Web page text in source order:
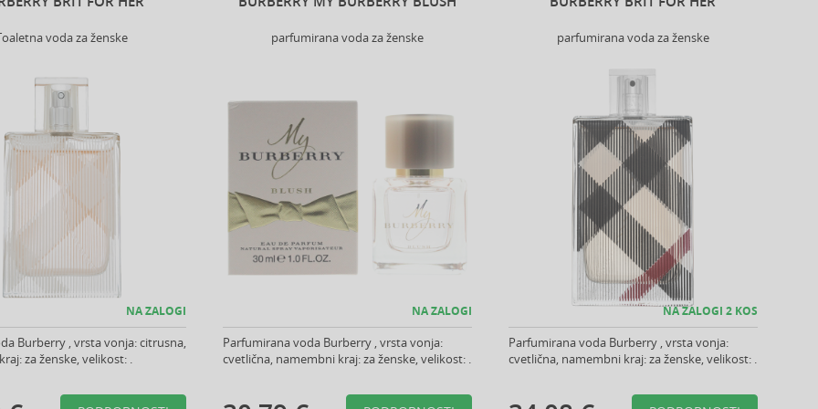
voda za ženske
NA ZALOGI
Burberry , vrsta vonja: citrusna,
za ženske, velikost: .
parfumirana voda za ženske
NA ZALOGI
Parfumirana voda Burberry , vrsta vonja:
cvetlična, namembni kraj: za ženske, velikost: .
parfumirana voda za ženske
NA ZALOGI 2 KOS
Parfumirana voda Burberry , vrsta vonja:
cvetlična, namembni kraj: za ženske, velikost: .